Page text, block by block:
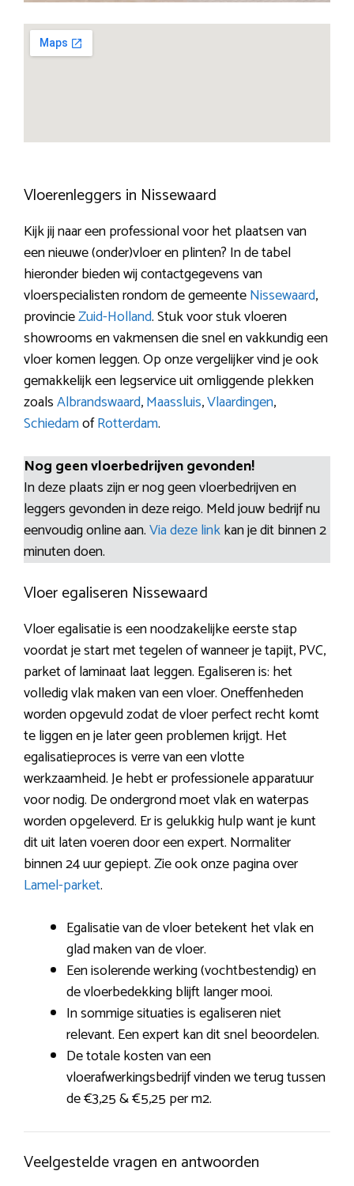
Vloerenleggers in Nissewaard
Kijk jij naar een professional voor het plaatsen van
een nieuwe (onder)vloer en plinten? In de tabel
hieronder bieden wij contactgegevens van
vloerspecialisten rondom de gemeenteNissewaard,
provincieZuid-Holland. Stuk voor stuk vloeren
showrooms en vakmensen die snel en vakkundig een
vloer komen leggen. Op onze vergelijker vind je ook
gemakkelijk een legservice uit omliggende plekken
zoalsAlbrandswaard,Maassluis,Vlaardingen,
SchiedamofRotterdam.
Nog geen vloerbedrijven gevonden!
In deze plaats zijn er nog geen vloerbedrijven en
leggers gevonden in deze reigo. Meld jouw bedrijf nu
eenvoudig online aan.Via deze linkkan je dit binnen 2
minuten doen.
Vloer egaliseren Nissewaard
Vloer egalisatie is een noodzakelijke eerste stap
voordat je start met tegelen of wanneer je tapijt, PVC,
parket of laminaat laat leggen. Egaliseren is: het
volledig vlak maken van een vloer. Oneffenheden
worden opgevuld zodat de vloer perfect recht komt
te liggen en je later geen problemen krijgt. Het
egalisatieproces is verre van een vlotte
werkzaamheid. Je hebt er professionele apparatuur
voor nodig. De ondergrond moet vlak en waterpas
worden opgeleverd. Er is gelukkig hulp want je kunt
dit uit laten voeren door een expert. Normaliter
binnen 24 uur gepiept. Zie ook onze pagina over
Lamel-parket.
Egalisatie van de vloer betekent het vlak en
glad maken van de vloer.
Een isolerende werking (vochtbestendig) en
de vloerbedekking blijft langer mooi.
In sommige situaties is egaliseren niet
relevant. Een expert kan dit snel beoordelen.
De totale kosten van een
vloerafwerkingsbedrijf vinden we terug tussen
de €3,25 & €5,25 per m2.
Veelgestelde vragen en antwoorden